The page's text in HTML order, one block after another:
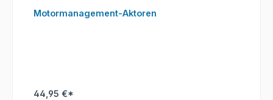
Motormanagement-Aktoren
44,95 €*